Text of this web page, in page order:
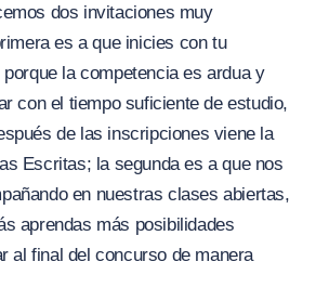
dos invitaciones muy
es a que inicies con tu
la competencia es ardua y
con el tiempo suficiente de estudio,
de las inscripciones viene la
Escritas; la segunda es a que nos
en nuestras clases abiertas,
aprendas más posibilidades
al final del concurso de manera